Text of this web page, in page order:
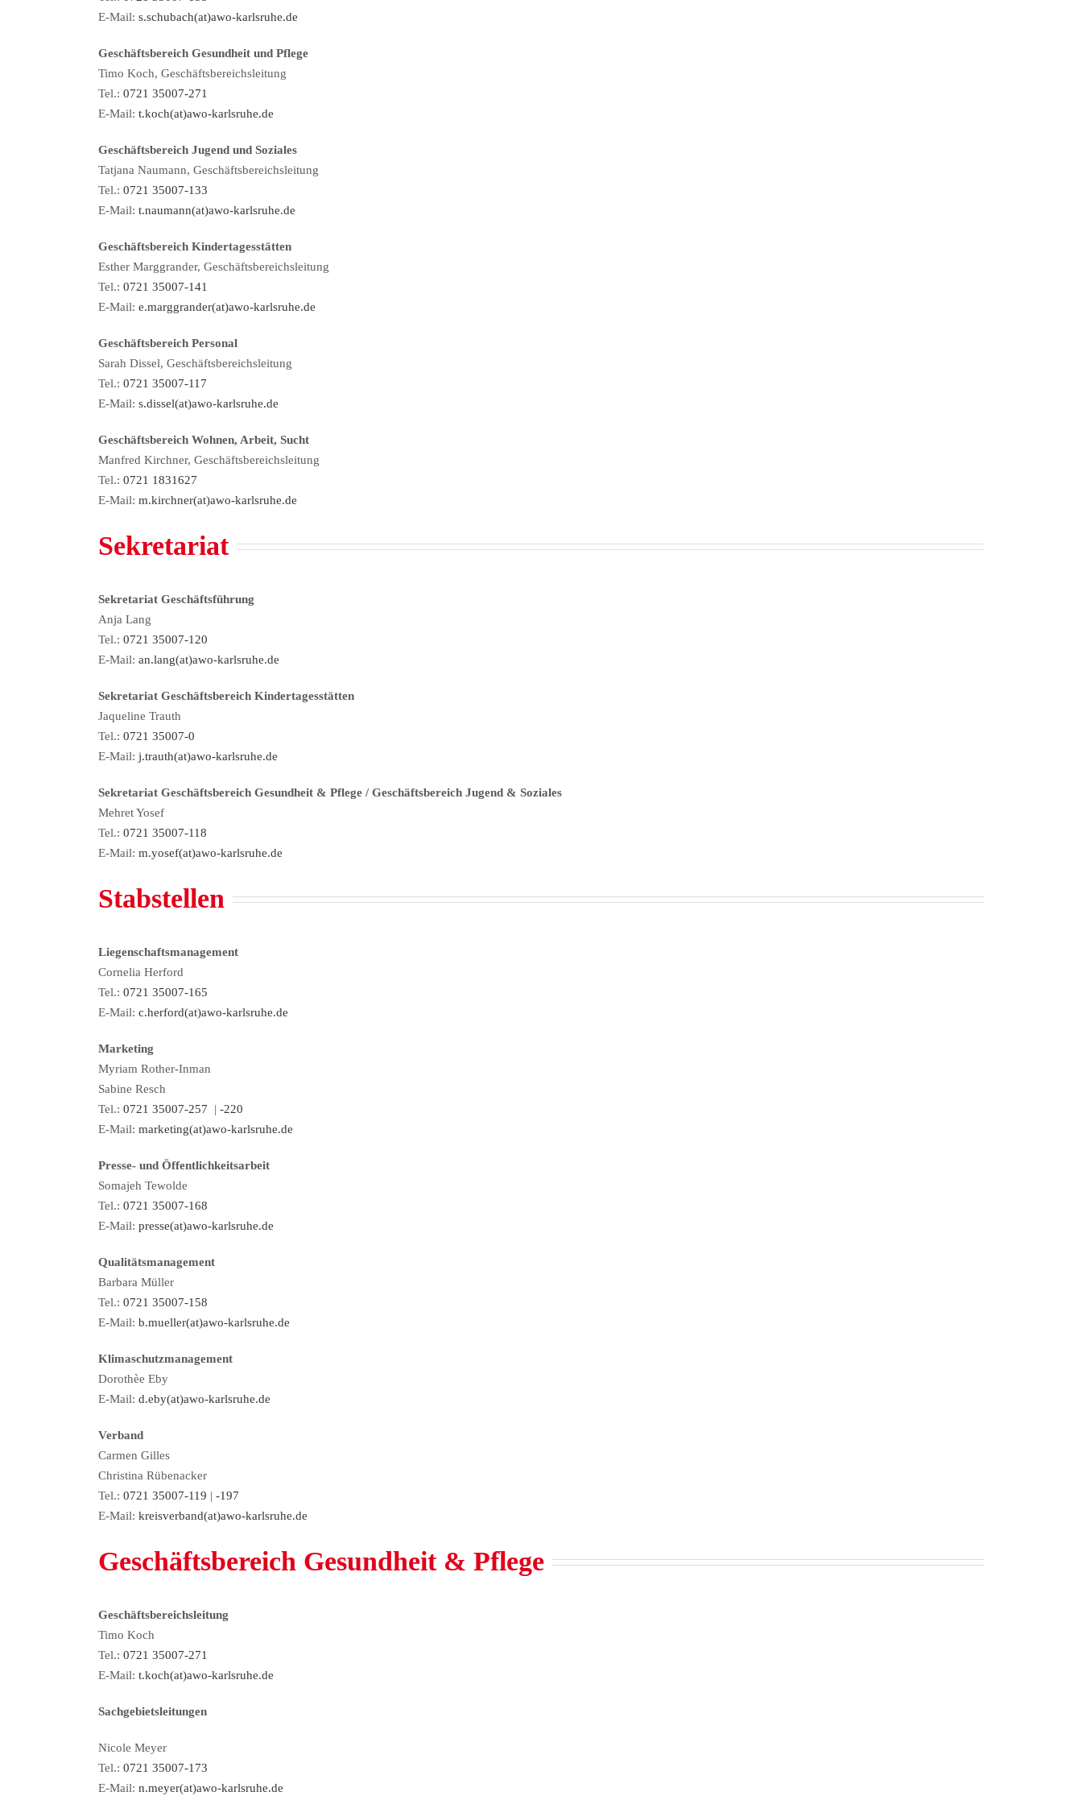
E-Mail: s.schubach(at)awo-karlsruhe.de
Geschäftsbereich Gesundheit und Pflege
Timo Koch, Geschäftsbereichsleitung
Tel.: 0721 35007-271
E-Mail: t.koch(at)awo-karlsruhe.de
Geschäftsbereich Jugend und Soziales
Tatjana Naumann, Geschäftsbereichsleitung
Tel.: 0721 35007-133
E-Mail: t.naumann(at)awo-karlsruhe.de
Geschäftsbereich Kindertagesstätten
Esther Marggrander, Geschäftsbereichsleitung
Tel.: 0721 35007-141
E-Mail: e.marggrander(at)awo-karlsruhe.de
Geschäftsbereich Personal
Sarah Dissel, Geschäftsbereichsleitung
Tel.: 0721 35007-117
E-Mail: s.dissel(at)awo-karlsruhe.de
Geschäftsbereich Wohnen, Arbeit, Sucht
Manfred Kirchner, Geschäftsbereichsleitung
Tel.: 0721 1831627
E-Mail: m.kirchner(at)awo-karlsruhe.de
Sekretariat
Sekretariat Geschäftsführung
Anja Lang
Tel.: 0721 35007-120
E-Mail: an.lang(at)awo-karlsruhe.de
Sekretariat Geschäftsbereich Kindertagesstätten
Jaqueline Trauth
Tel.: 0721 35007-0
E-Mail: j.trauth(at)awo-karlsruhe.de
Sekretariat Geschäftsbereich Gesundheit & Pflege / Geschäftsbereich Jugend & Soziales
Mehret Yosef
Tel.: 0721 35007-118
E-Mail: m.yosef(at)awo-karlsruhe.de
Stabstellen
Liegenschaftsmanagement
Cornelia Herford
Tel.: 0721 35007-165
E-Mail: c.herford(at)awo-karlsruhe.de
Marketing
Myriam Rother-Inman
Sabine Resch
Tel.: 0721 35007-257 | -220
E-Mail: marketing(at)awo-karlsruhe.de
Presse- und Öffentlichkeitsarbeit
Somajeh Tewolde
Tel.: 0721 35007-168
E-Mail: presse(at)awo-karlsruhe.de
Qualitätsmanagement
Barbara Müller
Tel.: 0721 35007-158
E-Mail: b.mueller(at)awo-karlsruhe.de
Klimaschutzmanagement
Dorothèe Eby
E-Mail: d.eby(at)awo-karlsruhe.de
Verband
Carmen Gilles
Christina Rübenacker
Tel.: 0721 35007-119 | -197
E-Mail: kreisverband(at)awo-karlsruhe.de
Geschäftsbereich Gesundheit & Pflege
Geschäftsbereichsleitung
Timo Koch
Tel.: 0721 35007-271
E-Mail: t.koch(at)awo-karlsruhe.de
Sachgebietsleitungen
Nicole Meyer
Tel.: 0721 35007-173
E-Mail: n.meyer(at)awo-karlsruhe.de